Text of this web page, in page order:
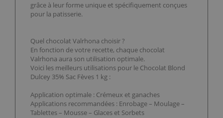
grâce à leur forme unique et spécifiquement conçues
pour la patisserie.
Quel chocolat Valrhona choisir ?
En fonction de votre recette, chaque chocolat
Valrhona aura son utilisation optimale.
Voici les meilleurs utilisations pour le Chocolat Blond
Dulcey 35% Sac Fèves 1 kg :
Application optimale : Crémeux et ganaches
Applications recommandées : Enrobage – Moulage –
Tablettes – Mousse – Glaces et Sorbets